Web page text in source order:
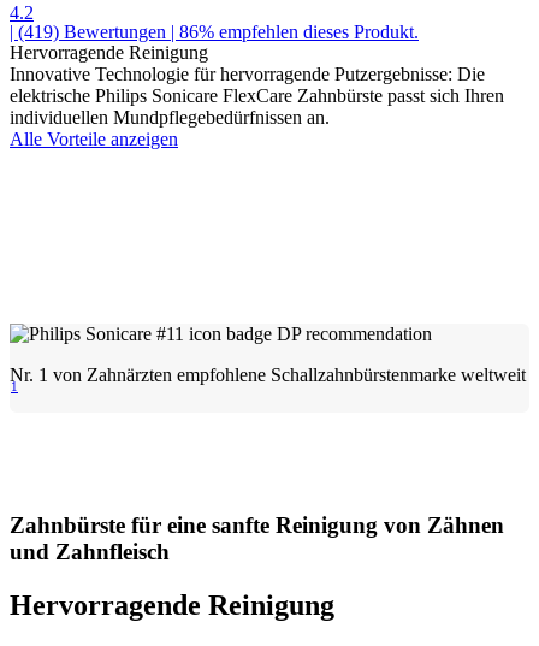
4.2
| (419) Bewertungen | 86% empfehlen dieses Produkt.
Hervorragende Reinigung
Innovative Technologie für hervorragende Putzergebnisse: Die
elektrische Philips Sonicare FlexCare Zahnbürste passt sich Ihren
individuellen Mundpflegebedürfnissen an.
Alle Vorteile anzeigen
Nr. 1 von Zahnärzten empfohlene Schallzahnbürstenmarke weltweit
1
Zahnbürste für eine sanfte Reinigung von Zähnen
und Zahnfleisch
Hervorragende Reinigung